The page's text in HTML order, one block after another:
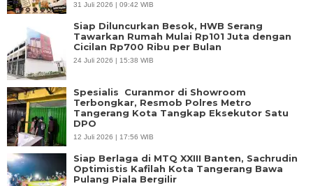
31 Juli 2026 | 09:42 WIB
Siap Diluncurkan Besok, HWB Serang
Tawarkan Rumah Mulai Rp101 Juta dengan
Cicilan Rp700 Ribu per Bulan
24 Juli 2026 | 15:38 WIB
Spesialis Curanmor di Showroom
Terbongkar, Resmob Polres Metro
Tangerang Kota Tangkap Eksekutor Satu
DPO
12 Juli 2026 | 17:56 WIB
Siap Berlaga di MTQ XXIII Banten, Sachrudin
Optimistis Kafilah Kota Tangerang Bawa
Pulang Piala Bergilir